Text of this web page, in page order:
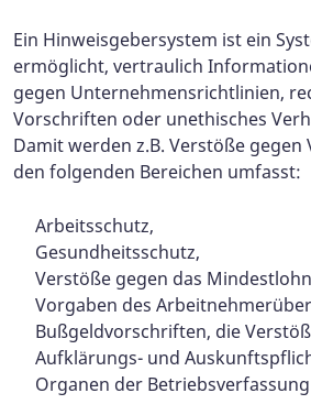
Ein Hinweisgebersystem ist ein
ermöglicht, vertraulich
gegen Unternehmensrichtlinien,
Vorschriften oder unethisches
Damit werden z.B. Verstöße
den folgenden Bereichen umfasst:
Arbeitsschutz,
Gesundheitsschutz,
Verstöße gegen das
Vorgaben des
Bußgeldvorschriften, die
Aufklärungs- und
Organen der